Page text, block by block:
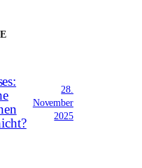
28.
November
2025